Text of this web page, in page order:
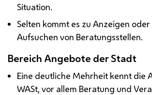
Situation.
Selten kommt es zu Anzeigen oder
Aufsuchen von Beratungsstellen.
Bereich Angebote der Stadt
Eine deutliche Mehrheit kennt die
WASt, vor allem Beratung und